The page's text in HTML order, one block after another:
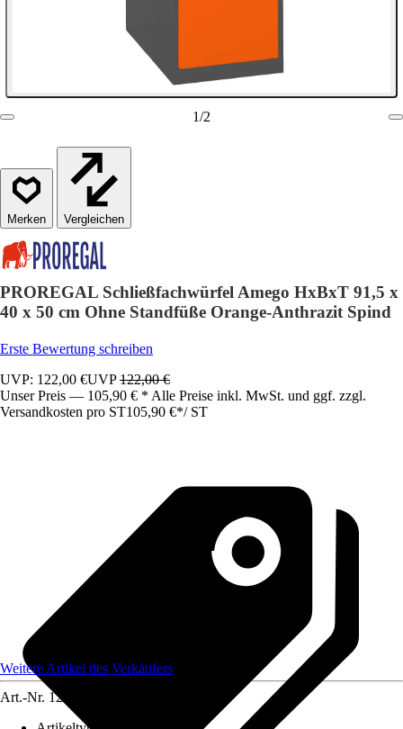
1/2
Vergleichen
PROREGAL Schließfachwürfel Amego HxBxT 91,5 x
40 x 50 cm Ohne Standfüße Orange-Anthrazit Spind
Erste Bewertung schreiben
UVP: 122,00 €UVP122,00 €
Unser Preis — 105,90 € * Alle Preise inkl. MwSt. und ggf. zzgl.
Versandkosten pro ST105,90 €*/ ST
Weitere Artikel des Verkäufers
Art.-Nr. 12583321